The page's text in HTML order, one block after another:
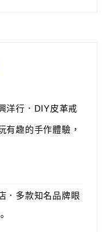
洋行．DIY皮革戒
有趣的手作體驗，
．多款知名品牌眼